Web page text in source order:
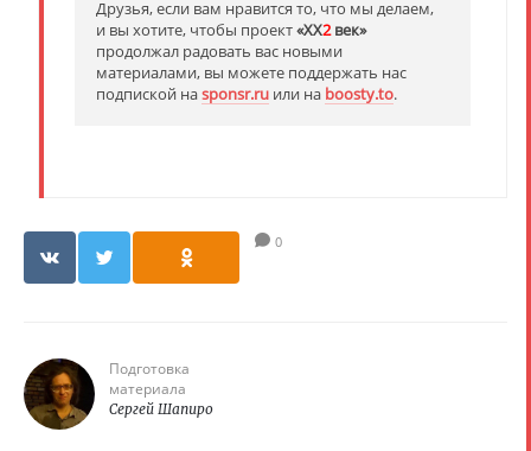
Друзья, если вам нравится то, что мы делаем,
и вы хотите, чтобы проект«XX2век»
продолжал радовать вас новыми
материалами, вы можете поддержать нас
подпиской наsponsr.ru или на boosty.to.
0
Подготовка
материала
Сергей Шапиро